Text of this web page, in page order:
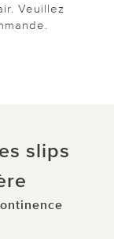
Veuillez
slips